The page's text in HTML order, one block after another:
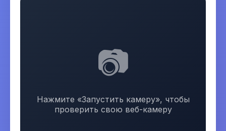
📷
Нажмите «Запустить камеру», чтобы
проверить свою веб-камеру